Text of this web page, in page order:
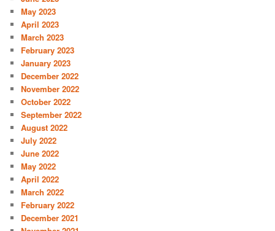
May 2023
April 2023
March 2023
February 2023
January 2023
December 2022
November 2022
October 2022
September 2022
August 2022
July 2022
June 2022
May 2022
April 2022
March 2022
February 2022
December 2021